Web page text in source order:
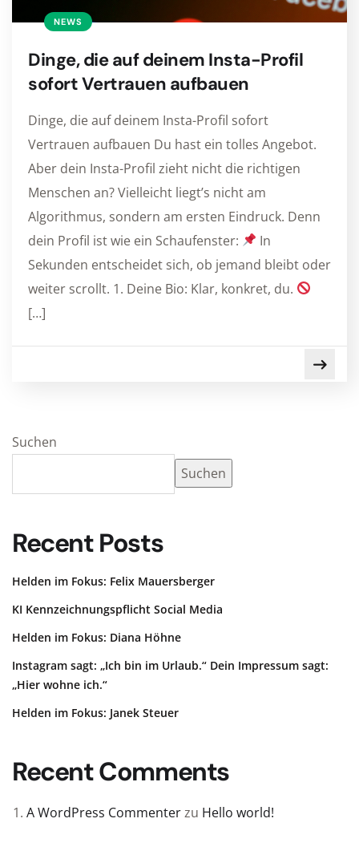
NEWS
Dinge, die auf deinem Insta-Profil
sofort Vertrauen aufbauen
Dinge, die auf deinem Insta-Profil sofort
Vertrauen aufbauen Du hast ein tolles Angebot.
Aber dein Insta-Profil zieht nicht die richtigen
Menschen an? Vielleicht liegt’s nicht am
Algorithmus, sondern am ersten Eindruck. Denn
dein Profil ist wie ein Schaufenster:
In
Sekunden entscheidet sich, ob jemand bleibt oder
weiter scrollt. 1. Deine Bio: Klar, konkret, du.
[…]
Suchen
Suchen
Recent Posts
Helden im Fokus: Felix Mauersberger
KI Kennzeichnungspflicht Social Media
Helden im Fokus: Diana Höhne
Instagram sagt: „Ich bin im Urlaub.“ Dein Impressum sagt:
„Hier wohne ich.“
Helden im Fokus: Janek Steuer
Recent Comments
A WordPress Commenterzu Hello world!